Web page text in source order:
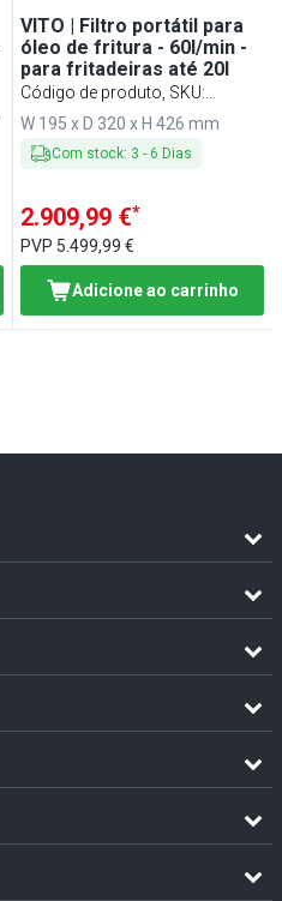
VITO | Filtro portátil para
óleo de fritura - 60l/min -
para fritadeiras até 20l
Código de produto, SKU:
FOFTV50
W 195 x D 320 x H 426 mm
Com stock: 3 - 6 Dias
2.909,99 €*
PVP 5.499,99 €
Adicione ao carrinho